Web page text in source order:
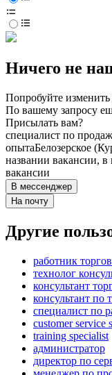
Ничего не
Попробуйте
По вашему запросу
Присылать вам?
специалист по
опытаБелозерское
названии вакансии,
вакансии
В мессенджер
На почту
Другие
работник
технолог
консультант
консультант по
специалист по
customer service
training specialist
администратор
директор по